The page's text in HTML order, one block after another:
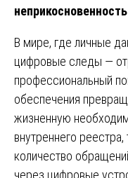
неприкосновенность
В мире, где личные
цифровые следы —
профессиональный
обеспечения
жизненную
внутреннего
количество
через цифровые